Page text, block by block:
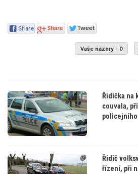
Vaše názory - 0
Řidička na
couvala,
policejního
Řidič
řízení, při